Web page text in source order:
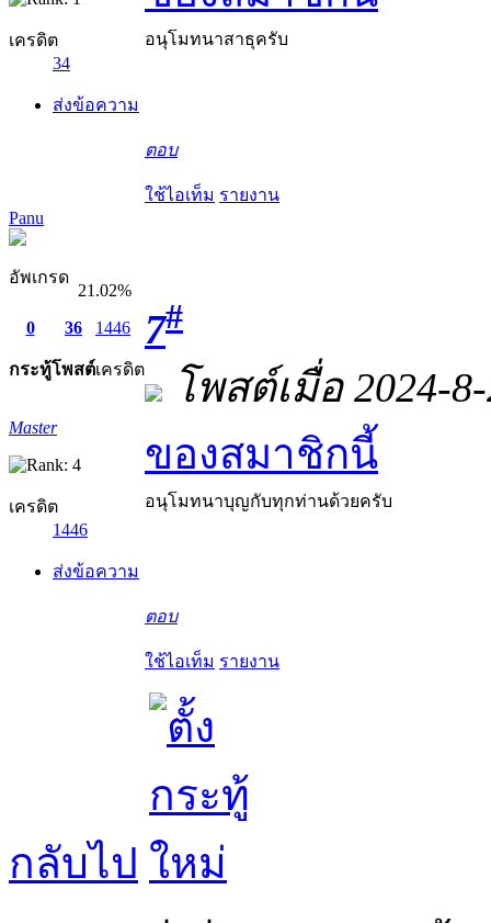
เครดิต
34
ส่งข้อความ
อนุโมทนาสาธุครับ
ตอบ
ใช้ไอเท็ม รายงาน
Panu
อัพเกรด
21.02%
0
กระทู้
36
โพสต์
1446
เครดิต
Master
เครดิต
1446
ส่งข้อความ
7#
โพสต์เมื่อ 2024-
ของสมาชิกนี้
อนุโมทนาบุญกับทุกท่านด้วยครับ
ตอบ
ใช้ไอเท็ม รายงาน
กลับไป